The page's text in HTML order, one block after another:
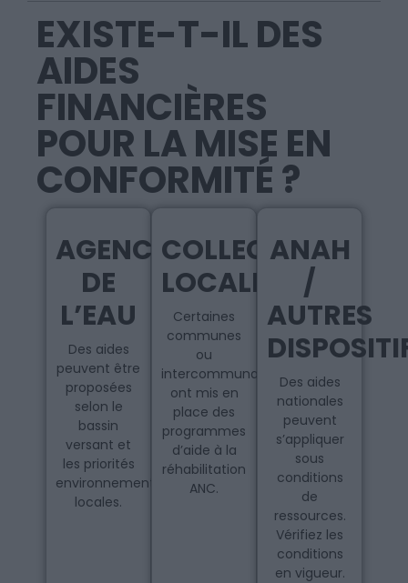
EXISTE-T-IL DES
AIDES
FINANCIÈRES
POUR LA MISE EN
CONFORMITÉ ?
AGENCE
DE
L’EAU
Des aides
peuvent être
proposées
selon le
bassin
versant et
les priorités
environnementales
locales.
COLLECTIVITÉ
LOCALE
Certaines
communes
ou
intercommunalités
ont mis en
place des
programmes
d’aide à la
réhabilitation
ANC.
ANAH
/
AUTRES
Des aides
nationales
peuvent
s’appliquer
sous
conditions
de
ressources.
Vérifiez les
conditions
en vigueur.